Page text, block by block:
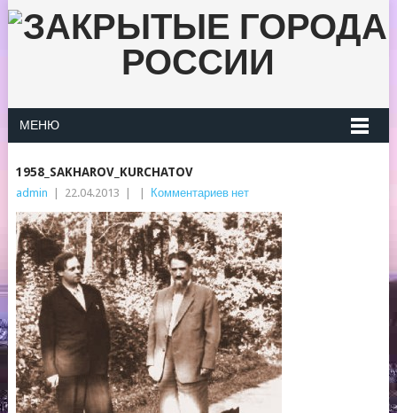
МЕНЮ
1958_SAKHAROV_KURCHATOV
admin 22.04.2013 Комментариев нет